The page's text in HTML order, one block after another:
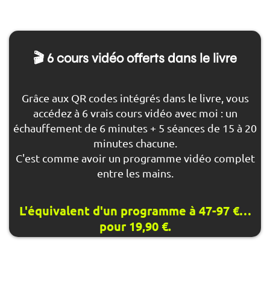
🎬 6 cours vidéo offerts dans le livre
Grâce aux QR codes intégrés dans le livre, vous
accédez à 6 vrais cours vidéo avec moi : un
échauffement de 6 minutes + 5 séances de 15 à 20
minutes chacune.
C'est comme avoir un programme vidéo complet
entre les mains.
L'équivalent d'un programme à 47-97 €…
pour 19,90 €.